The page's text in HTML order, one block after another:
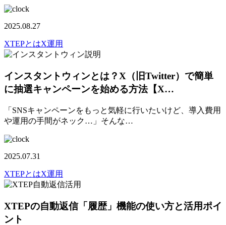
2025.08.27
XTEPとはX運用
インスタントウィンとは？X（旧Twitter）で簡単
に抽選キャンペーンを始める方法【X…
「SNSキャンペーンをもっと気軽に行いたいけど、導入費用
や運用の手間がネック…」そんな…
2025.07.31
XTEPとはX運用
XTEPの自動返信「履歴」機能の使い方と活用ポイ
ント